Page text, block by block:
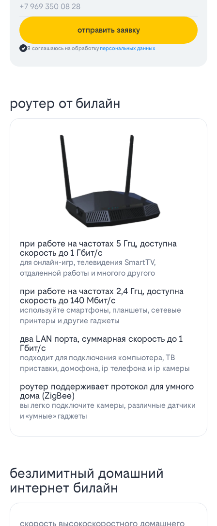
отправить заявку
Я соглашаюсь на обработкуперсональных данных
роутер от билайн
при работе на частотах 5 Ггц, доступна
скорость до 1 Гбит/с
для онлайн-игр, телевидения SmartTV,
отдаленной работы и многого другого
при работе на частотах 2,4 Ггц, доступна
скорость до 140 Мбит/с
используйте смартфоны, планшеты, сетевые
принтеры и другие гаджеты
два LAN порта, суммарная скорость до 1
Гбит/с
подходит для подключения компьютера, ТВ
приставки, домофона, ip телефона и ip камеры
роутер поддерживает протокол для умного
дома (ZigBee)
вы легко подключите камеры, различные датчики
и «умные» гаджеты
безлимитный домашний
интернет билайн
скорость высокоскоростного домашнего